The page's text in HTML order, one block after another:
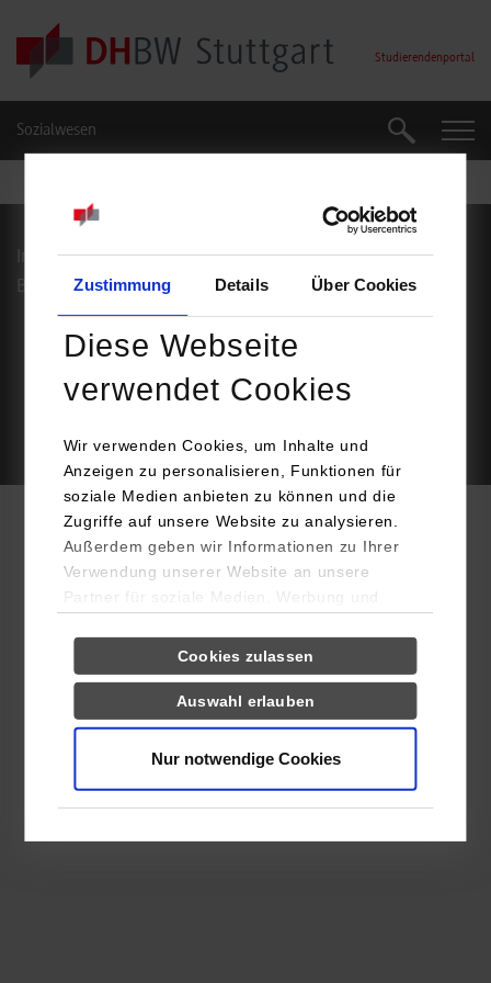
Zustimmung Details Über Cookies
Diese Webseite
verwendet Cookies
Wir verwenden Cookies, um Inhalte und
Anzeigen zu personalisieren, Funktionen für
soziale Medien anbieten zu können und die
Zugriffe auf unsere Website zu analysieren.
Außerdem geben wir Informationen zu Ihrer
Verwendung unserer Website an unsere
Partner für soziale Medien, Werbung und
YouTube, Google Maps) führen diese
Informationen möglicherweise mit weiteren
Daten zusammen, die Sie ihnen bereitgestellt
haben oder die sie im Rahmen Ihrer Nutzung
Notwendig
Präferenzen
Statistiken
Drittanbieter-Cookies (u.a.
Cookies zulassen
Auswahl erlauben
Nur notwendige Cookies
Skip to main content
Studierendenportal
Sozialwesen Suche
Footer Meta Navigation
Impressum
Datenschutz
Barrierefreiheit
Service